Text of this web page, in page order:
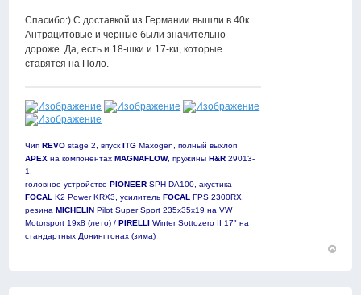
Спасибо:) С доставкой из Германии вышли в 40к.
Антрацитовые и черные были значительно
дороже. Да, есть и 18-шки и 17-ки, которые
ставятся на Поло.
ЧипREVO stage 2, впускITG Maxogen, полный выхлоп
APEX на компонентахMAGNAFLOW, пружиныH&R 29013-
1,
головное устройствоPIONEER SPH-DA100, акустика
FOCAL K2 Power KRX3, усилительFOCAL FPS 2300RX,
резинаMICHELIN Pilot Super Sport 235х35х19 на VW
Motorsport 19х8 (лето) /PIRELLI Winter Sottozero II 17" на
стандартных Донингтонах (зима)